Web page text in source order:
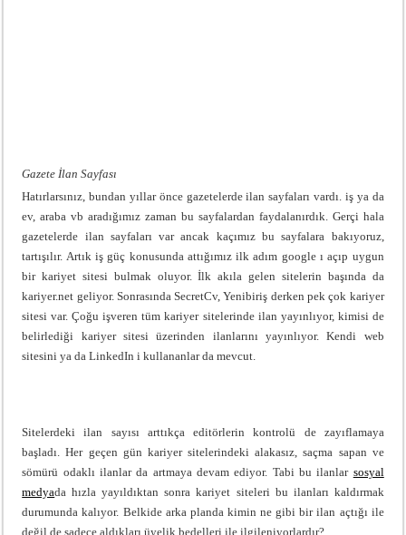
Gazete İlan Sayfası
Hatırlarsınız, bundan yıllar önce gazetelerde ilan sayfaları vardı. iş ya da
ev, araba vb aradığımız zaman bu sayfalardan faydalanırdık. Gerçi hala
gazetelerde ilan sayfaları var ancak kaçımız bu sayfalara bakıyoruz,
tartışılır. Artık iş güç konusunda attığımız ilk adım google ı açıp uygun
bir kariyet sitesi bulmak oluyor. İlk akıla gelen sitelerin başında da
kariyer.net geliyor. Sonrasında SecretCv, Yenibiriş derken pek çok kariyer
sitesi var. Çoğu işveren tüm kariyer sitelerinde ilan yayınlıyor, kimisi de
belirlediği kariyer sitesi üzerinden ilanlarını yayınlıyor. Kendi web
sitesini ya da LinkedIn i kullananlar da mevcut.
Sitelerdeki ilan sayısı arttıkça editörlerin kontrolü de zayıflamaya
başladı. Her geçen gün kariyer sitelerindeki alakasız, saçma sapan ve
sömürü odaklı ilanlar da artmaya devam ediyor. Tabi bu ilanlar sosyal
medyada hızla yayıldıktan sonra kariyet siteleri bu ilanları kaldırmak
durumunda kalıyor. Belkide arka planda kimin ne gibi bir ilan açtığı ile
değil de sadece aldıkları üyelik bedelleri ile ilgileniyorlardır?